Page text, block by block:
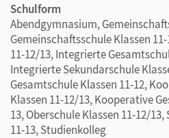
Schulform
Abendgymnasium,
Gemeinschaftsschule Klassen
11-12/13, Integrierte
Integrierte Sekundarschule
Gesamtschule Klassen 11-12,
Klassen 11-12/13, Kooperative
13, Oberschule Klassen 11-12/
11-13, Studienkolleg